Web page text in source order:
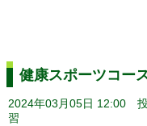
健康スポーツコ
2024年03月05日 12:00
習